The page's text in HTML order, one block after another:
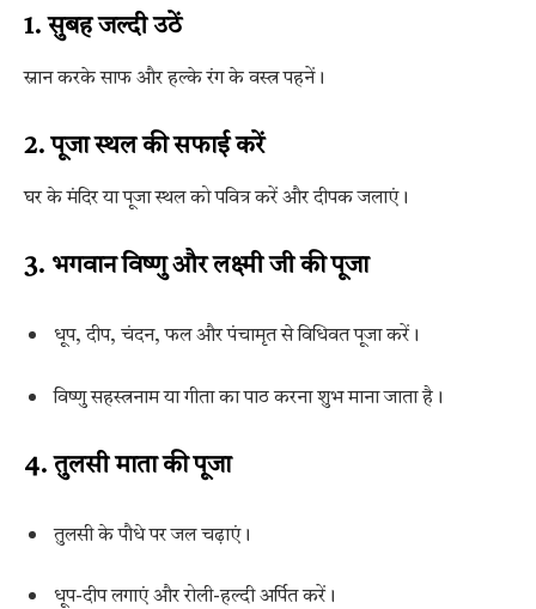
1. सुबह जल्दी उठें
स्नान करके साफ और हल्के रंग के वस्त्र पहनें।
2. पूजा स्थल की सफाई करें
घर के मंदिर या पूजा स्थल को पवित्र करें और दीपक जलाएं।
3. भगवान विष्णु और लक्ष्मी जी की पूजा
धूप, दीप, चंदन, फल और पंचामृत से विधिवत पूजा करें।
विष्णु सहस्त्रनाम या गीता का पाठ करना शुभ माना जाता है।
4. तुलसी माता की पूजा
तुलसी के पौधे पर जल चढ़ाएं।
धूप-दीप लगाएं और रोली-हल्दी अर्पित करें।